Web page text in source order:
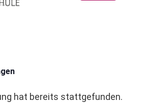
hat bereits stattgefunden.